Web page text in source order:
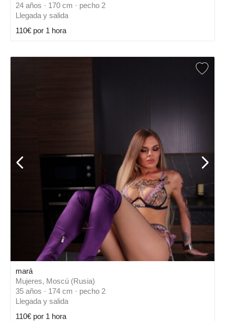
24 años · 170 cm · pecho 2
Llegada y salida
110€ por 1 hora
mará
Mujeres, Moscú (Rusia)
35 años · 174 cm · pecho 2
Llegada y salida
110€ por 1 hora